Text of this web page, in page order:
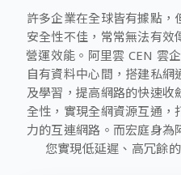
許多企業在全球皆有據點，
安全性不佳，常常無法有
營運效能。阿里雲 CEN 雲
自有資料中心間，搭建私
及學習，提高網路的快速收
全性，實現全網資源互通
力的互連網路。而宏庭身
您實現低延遲、高冗餘